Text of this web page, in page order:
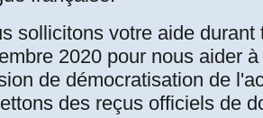
de Hans Holbein
Une édition
bénévole, Paris.
sollicitons votre aide durant
2020 pour nous aider
de démocratisation de
des reçus officiels de